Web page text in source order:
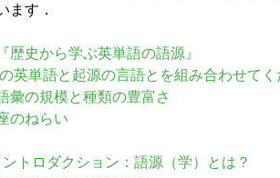
ます．
歴史から学ぶ英単語の語源』
英単語と起源の言語とを組み合わせて
彙の規模と種類の豊富さ
のねらい
ントロダクション：語源（学）とは？